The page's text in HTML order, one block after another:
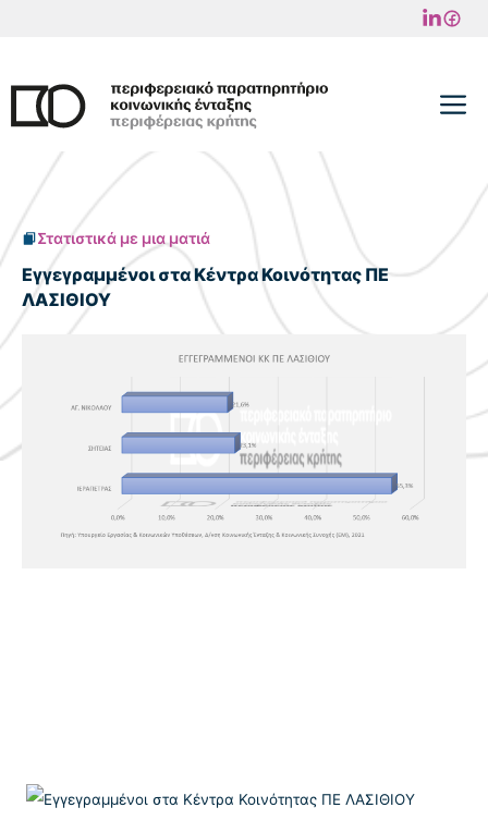
περιεχόμενο
Στατιστικά με μια ματιά
Εγγεγραμμένοι στα Κέντρα Κοινότητας ΠΕ
ΛΑΣΙΘΙΟΥ